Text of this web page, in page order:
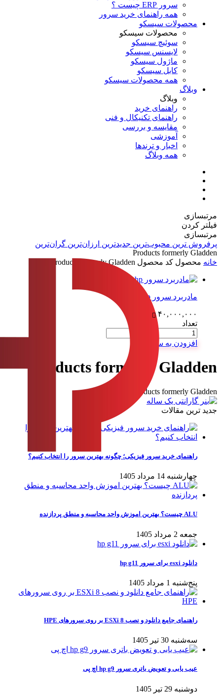
سرور ERP چیست ؟
همه راهنمای خرید سرور
محصولات سیسکو
محصولات سیسکو
سوئیچ سیسکو
لایسنس سیسکو
ماژول سیسکو
کابل سیسکو
همه محصولات سیسکو
وبلاگ
وبلاگ
راهنمای خرید
راهنمای تکنیکال و فنی
مقایسه و بررسی
آموزشی
اخبار و ترندها
همه وبلاگ
مرتبسازی
فیلتر کردن
مرتبسازی
پرفروش ترین محبوب‌ترین جدیدترین ارزان‌ترین گران‌ترین
Products formerly Gladden
خانه محصول کد محصول Products formerly Gladden
مادربرد سرور dl360 g8 hp
۴۰,۰۰۰,۰۰۰
تعداد
افزودن به سبد
Products formerly Gladden
Products formerly Gladden
جدید ترین مقالات
راهنمای خرید سرور فیزیکی؛ چگونه بهترین سرور را انتخاب کنیم؟
چهارشنبه 14 مرداد 1405
ALU چیست؟ بهترین اموزش واحد محاسبه و منطق پردازنده
جمعه 2 مرداد 1405
دانلود esxi برای سرور hp g11
پنج‌شنبه 1 مرداد 1405
راهنمای جامع دانلود و نصب ESXi 8 بر روی سرورهای HPE
سه‌شنبه 30 تیر 1405
عیب یابی و تعویض باتری سرور hp g9 اچ پی
دوشنبه 29 تیر 1405